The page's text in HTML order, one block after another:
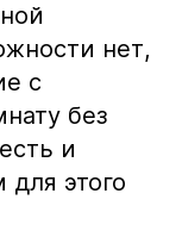
нет,
с
без
и
этого